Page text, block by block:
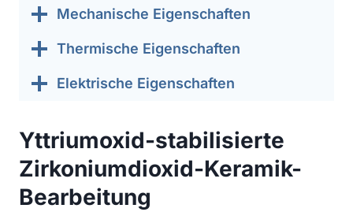
Mechanische Eigenschaften
Thermische Eigenschaften
Elektrische Eigenschaften
Yttriumoxid-stabilisierte
Zirkoniumdioxid-Keramik-
Bearbeitung